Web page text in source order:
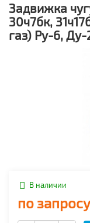
Задвижка
30ч7бк,
газ) Ру-6,
В наличии
по запросу